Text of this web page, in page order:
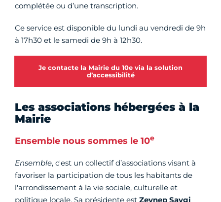
complétée ou d’une transcription.
Ce service est disponible du lundi au vendredi de 9h
à 17h30 et le samedi de 9h à 12h30.
Je contacte la Mairie du 10e via la solution
d’accessibilité
Les associations hébergées à la
Mairie
Ensemble nous sommes le 10e
Ensemble, c'est un collectif d’associations visant à
favoriser la participation de tous les habitants de
l'arrondissement à la vie sociale, culturelle et
politique locale. Sa présidente est Zeynep Saygi